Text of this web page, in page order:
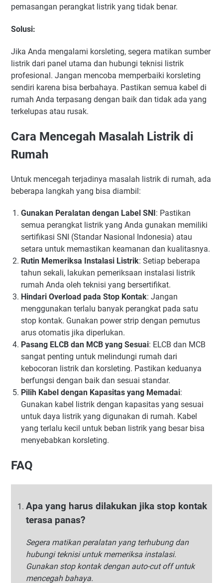
pemasangan perangkat listrik yang tidak benar.
Solusi:
Jika Anda mengalami korsleting, segera matikan sumber
listrik dari panel utama dan hubungi teknisi listrik
profesional. Jangan mencoba memperbaiki korsleting
sendiri karena bisa berbahaya. Pastikan semua kabel di
rumah Anda terpasang dengan baik dan tidak ada yang
terkelupas atau rusak.
Cara Mencegah Masalah Listrik di
Rumah
Untuk mencegah terjadinya masalah listrik di rumah, ada
beberapa langkah yang bisa diambil:
Gunakan Peralatan dengan Label SNI: Pastikan
semua perangkat listrik yang Anda gunakan memiliki
sertifikasi SNI (Standar Nasional Indonesia) atau
setara untuk memastikan keamanan dan kualitasnya.
Rutin Memeriksa Instalasi Listrik: Setiap beberapa
tahun sekali, lakukan pemeriksaan instalasi listrik
rumah Anda oleh teknisi yang bersertifikat.
Hindari Overload pada Stop Kontak: Jangan
menggunakan terlalu banyak perangkat pada satu
stop kontak. Gunakan power strip dengan pemutus
arus otomatis jika diperlukan.
Pasang ELCB dan MCB yang Sesuai: ELCB dan MCB
sangat penting untuk melindungi rumah dari
kebocoran listrik dan korsleting. Pastikan keduanya
berfungsi dengan baik dan sesuai standar.
Pilih Kabel dengan Kapasitas yang Memadai:
Gunakan kabel listrik dengan kapasitas yang sesuai
untuk daya listrik yang digunakan di rumah. Kabel
yang terlalu kecil untuk beban listrik yang besar bisa
menyebabkan korsleting.
FAQ
Apa yang harus dilakukan jika stop kontak
terasa panas?
Segera matikan peralatan yang terhubung dan
hubungi teknisi untuk memeriksa instalasi.
Gunakan stop kontak dengan auto-cut off untuk
mencegah bahaya.